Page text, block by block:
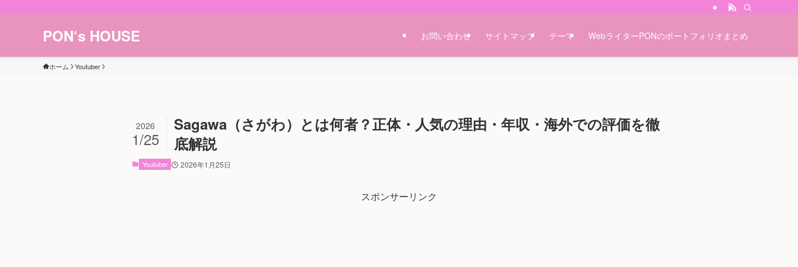
PON‘s HOUSE お問い合わせ サイトマップ テーマ WebライターPONのポートフォリオまとめ
ホーム Youtuber
Sagawa（さがわ）とは何者？正体・人気の理由・年収・海外での評価を徹
底解説
2026
1/25
Youtuber 2026年1月25日
スポンサーリンク